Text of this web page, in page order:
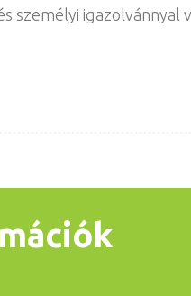
személyi